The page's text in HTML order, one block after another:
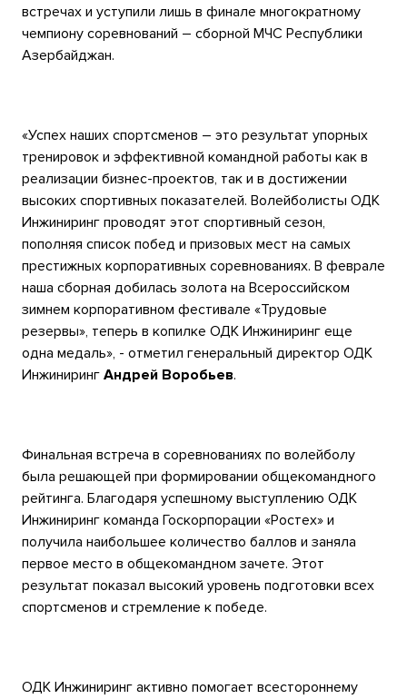
встречах и уступили лишь в финале многократному
чемпиону соревнований – сборной МЧС Республики
Азербайджан.
«Успех наших спортсменов – это результат упорных
тренировок и эффективной командной работы как в
реализации бизнес-проектов, так и в достижении
высоких спортивных показателей. Волейболисты ОДК
Инжиниринг проводят этот спортивный сезон,
пополняя список побед и призовых мест на самых
престижных корпоративных соревнованиях. В феврале
наша сборная добилась золота на Всероссийском
зимнем корпоративном фестивале «Трудовые
резервы», теперь в копилке ОДК Инжиниринг еще
одна медаль», - отметил генеральный директор ОДК
Инжиниринг Андрей Воробьев.
Финальная встреча в соревнованиях по волейболу
была решающей при формировании общекомандного
рейтинга. Благодаря успешному выступлению ОДК
Инжиниринг команда Госкорпорации «Ростех» и
получила наибольшее количество баллов и заняла
первое место в общекомандном зачете. Этот
результат показал высокий уровень подготовки всех
спортсменов и стремление к победе.
ОДК Инжиниринг активно помогает всестороннему